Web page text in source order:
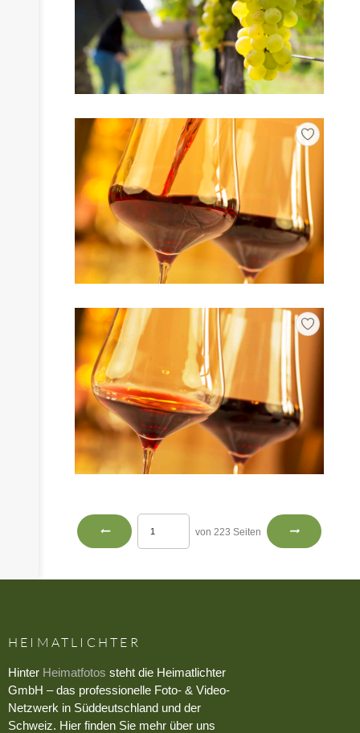
von 223 Seiten
HEIMATLICHTER
Hinter Heimatfotos steht die Heimatlichter
GmbH – das professionelle Foto- & Video-
Netzwerk in Süddeutschland und der
Schweiz. Hier finden Sie mehr über uns